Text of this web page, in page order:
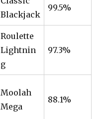
Blackjack
99.5%
Roulette
Lightnin
g
97.3%
Moolah
Mega
88.1%